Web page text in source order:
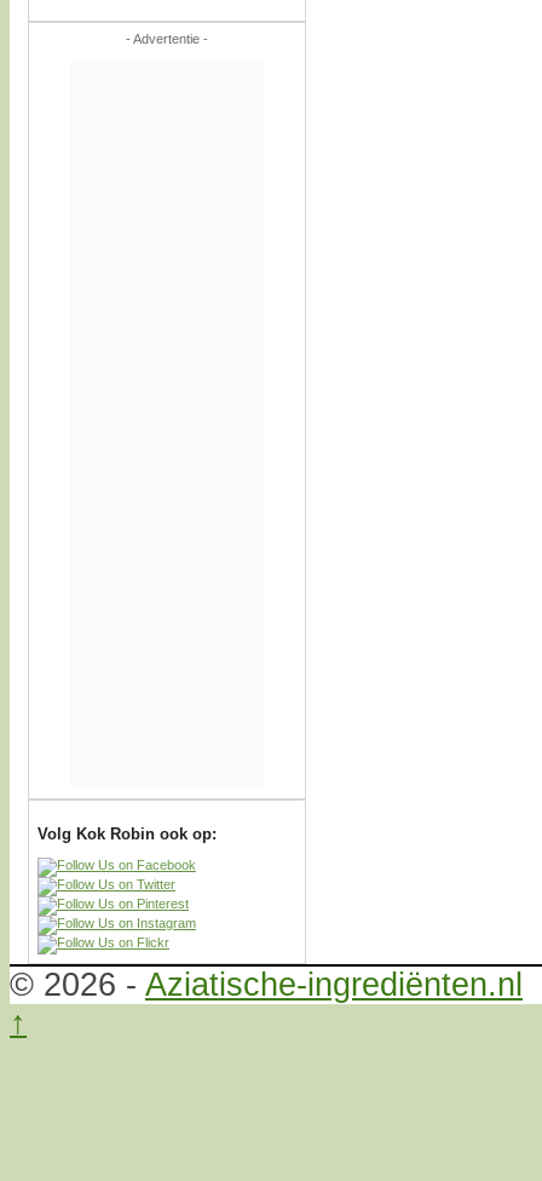
- Advertentie -
Volg Kok Robin ook op:
© 2026 - Aziatische-ingrediënten.nl
↑